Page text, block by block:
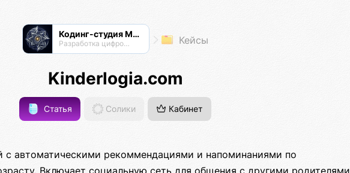
Кодинг-студия Магнатор
Разработка цифровых продуктов Кейсы
Kinderlogia.com
Статья Солики Кабинет
с автоматическими рекоммендациями и напоминаниями по